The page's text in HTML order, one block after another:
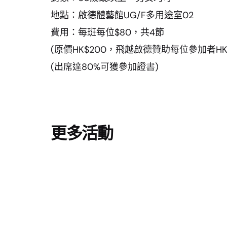
地點：啟德體藝館UG/F多用途室02
費用：每班每位$80，共4節
(原價HK$200，飛越啟德贊助每位參加者
(出席達80%可獲參加證書)
更多活動